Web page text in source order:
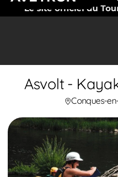
Le site officiel du
Asvolt -
Conques-